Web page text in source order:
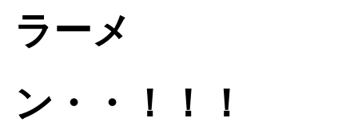
ラーメ
ン・・！！！